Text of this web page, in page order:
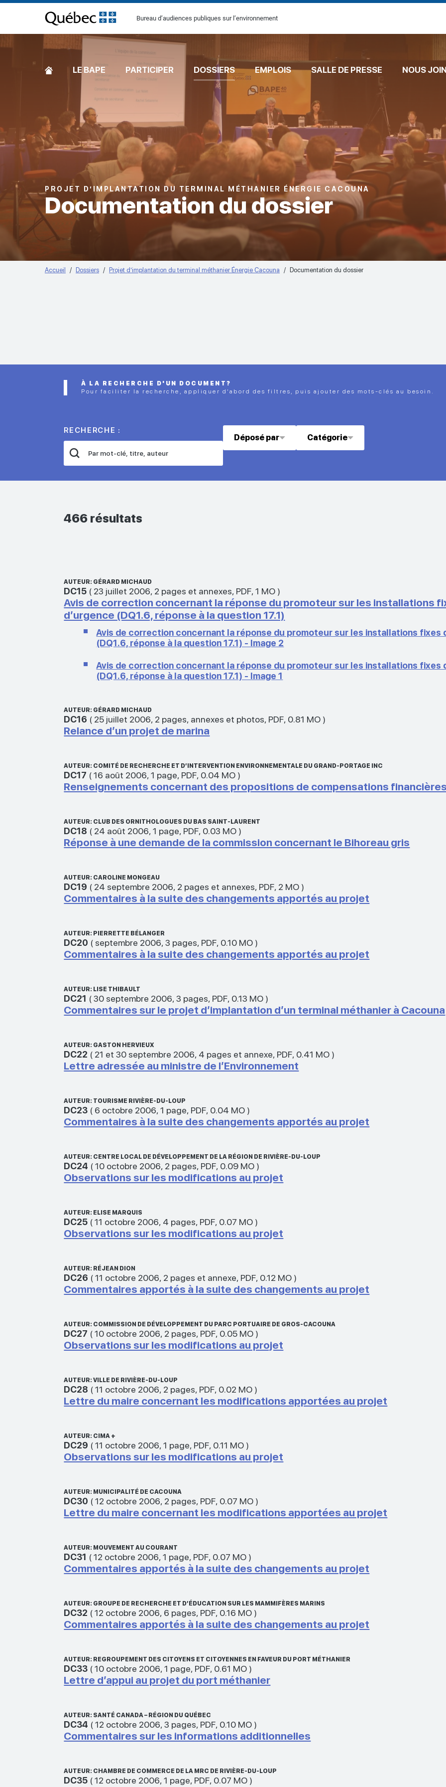
[Common.SkipToContent]
Bureau d’audiences publiques sur l’environnement
ACCUEILLE BAPE PARTICIPER DOSSIERS EMPLOIS SALLE DE PRESSE NOUS
PROJET D’IMPLANTATION DU TERMINAL MÉTHANIER ÉNERGIE CACOUNA
Documentation du dossier
Accueil Dossiers Projet d’implantation du terminal méthanier Énergie Cacouna Documentation du dossier
À LA RECHERCHE D'UN DOCUMENT?
Pour faciliter la recherche, appliquer d’abord des filtres, puis ajouter des mots-clés au besoin.
RECHERCHE :
Déposé par Catégorie
466 résultats
AUTEUR: GÉRARD MICHAUD
DC15 ( 23 juillet 2006, 2 pages et annexes, PDF,1 MO )
Avis de correction concernant la réponse du promoteur sur les installations
d’urgence (DQ1.6, réponse à la question 17.1)
Avis de correction concernant la réponse du promoteur sur les installations fixes
(DQ1.6, réponse à la question 17.1) - Image 2
Avis de correction concernant la réponse du promoteur sur les installations fixes
(DQ1.6, réponse à la question 17.1) - Image 1
AUTEUR: GÉRARD MICHAUD
DC16 ( 25 juillet 2006, 2 pages, annexes et photos, PDF, 0.81 MO )
Relance d’un projet de marina
AUTEUR: COMITÉ DE RECHERCHE ET D’INTERVENTION ENVIRONNEMENTALE DU GRAND-PORTAGE INC
DC17 (16 août 2006,1 page, PDF, 0.04 MO )
Renseignements concernant des propositions de compensations
AUTEUR: CLUB DES ORNITHOLOGUES DU BAS SAINT-LAURENT
DC18 ( 24 août 2006,1 page, PDF, 0.03 MO )
Réponse à une demande de la commission concernant le Bihoreau gris
AUTEUR: CAROLINE MONGEAU
DC19 ( 24 septembre 2006, 2 pages et annexes, PDF, 2 MO )
Commentaires à la suite des changements apportés au projet
AUTEUR: PIERRETTE BÉLANGER
DC20 ( septembre 2006,3 pages, PDF, 0.10 MO )
Commentaires à la suite des changements apportés au projet
AUTEUR: LISE THIBAULT
DC21 (30 septembre 2006,3 pages, PDF, 0.13 MO )
Commentaires sur le projet d’implantation d’un terminal méthanier à Cacouna
AUTEUR: GASTON HERVIEUX
DC22 ( 21 et 30 septembre 2006, 4 pages et annexe, PDF, 0.41 MO )
Lettre adressée au ministre de l’Environnement
AUTEUR: TOURISME RIVIÈRE-DU-LOUP
DC23 ( 6 octobre 2006,1 page, PDF, 0.04 MO )
Commentaires à la suite des changements apportés au projet
AUTEUR: CENTRE LOCAL DE DÉVELOPPEMENT DE LA RÉGION DE RIVIÈRE-DU-LOUP
DC24 (10 octobre 2006, 2 pages, PDF, 0.09 MO )
Observations sur les modifications au projet
AUTEUR: ELISE MARQUIS
DC25 (11 octobre 2006, 4 pages, PDF, 0.07 MO )
Observations sur les modifications au projet
AUTEUR: RÉJEAN DION
DC26 (11 octobre 2006, 2 pages et annexe, PDF, 0.12 MO )
Commentaires apportés à la suite des changements au projet
AUTEUR: COMMISSION DE DÉVELOPPEMENT DU PARC PORTUAIRE DE GROS-CACOUNA
DC27 (10 octobre 2006, 2 pages, PDF, 0.05 MO )
Observations sur les modifications au projet
AUTEUR: VILLE DE RIVIÈRE-DU-LOUP
DC28 (11 octobre 2006, 2 pages, PDF, 0.02 MO )
Lettre du maire concernant les modifications apportées au projet
AUTEUR: CIMA +
DC29 (11 octobre 2006,1 page, PDF, 0.11 MO )
Observations sur les modifications au projet
AUTEUR: MUNICIPALITÉ DE CACOUNA
DC30 (12 octobre 2006, 2 pages, PDF, 0.07 MO )
Lettre du maire concernant les modifications apportées au projet
AUTEUR: MOUVEMENT AU COURANT
DC31 (12 octobre 2006,1 page, PDF, 0.07 MO )
Commentaires apportés à la suite des changements au projet
AUTEUR: GROUPE DE RECHERCHE ET D’ÉDUCATION SUR LES MAMMIFÈRES MARINS
DC32 (12 octobre 2006, 6 pages, PDF, 0.16 MO )
Commentaires apportés à la suite des changements au projet
AUTEUR: REGROUPEMENT DES CITOYENS ET CITOYENNES EN FAVEUR DU PORT MÉTHANIER
DC33 (10 octobre 2006,1 page, PDF, 0.61 MO )
Lettre d’appui au projet du port méthanier
AUTEUR: SANTÉ CANADA – RÉGION DU QUÉBEC
DC34 (12 octobre 2006,3 pages, PDF, 0.10 MO )
Commentaires sur les informations additionnelles
AUTEUR: CHAMBRE DE COMMERCE DE LA MRC DE RIVIÈRE-DU-LOUP
DC35 (12 octobre 2006,1 page, PDF, 0.07 MO )